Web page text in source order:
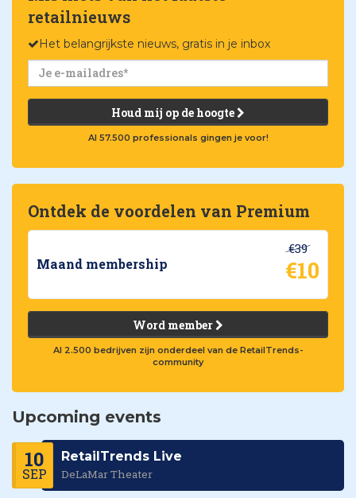
retailnieuws
Het belangrijkste nieuws, gratis in je inbox
Houd mij op de hoogte
Al 57.500 professionals gingen je voor!
Ontdek de voordelen van Premium
Maand membership
€39
€10
Word member
Al 2.500 bedrijven zijn onderdeel van de RetailTrends-
community
Upcoming events
10
SEP
RetailTrends Live
DeLaMar Theater